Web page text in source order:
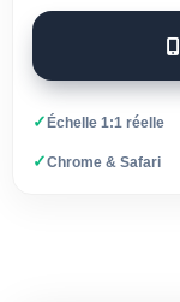
✓Échelle 1:1 réelle
✓Chrome & Safari